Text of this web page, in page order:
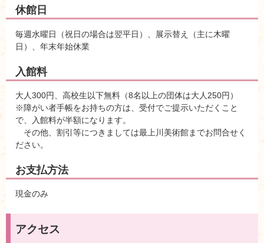
休館日
毎週水曜日（祝日の場合は翌平日）、展示替え（主に木曜
日）、年末年始休業
入館料
大人300円、高校生以下無料（8名以上の団体は大人250円）
※障がい者手帳をお持ちの方は、受付でご提示いただくこと
で、入館料が半額になります。
その他、割引等につきましては最上川美術館までお問合せく
ださい。
お支払方法
現金のみ
アクセス